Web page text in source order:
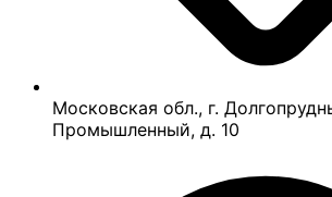
Московская обл., г.
Промышленный, д. 10